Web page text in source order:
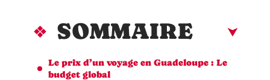
SOMMAIRE
Le prix d’un voyage en Guadeloupe : Le
budget global